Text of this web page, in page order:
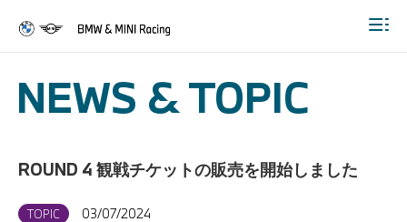
NEWS & TOPIC
ROUND 4 観戦チケットの販売を開始しました
TOPIC 03/07/2024